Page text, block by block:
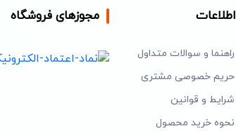
اطلاعات
راهنما و سوالات متداول
حریم خصوصی مشتری
شرایط و قوانین
نحوه خرید محصول
مجوزهای فروشگاه